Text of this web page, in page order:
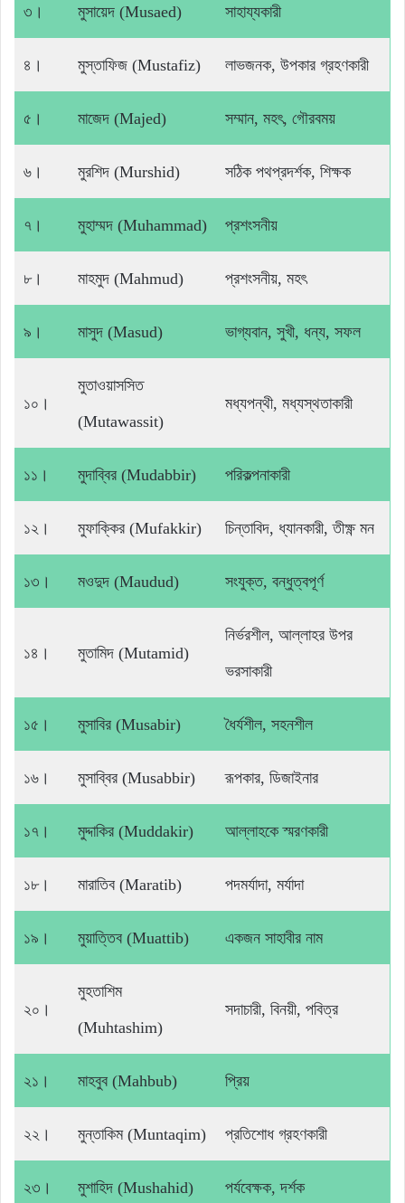
৩। মুসায়েদ (Musaed) সাহায্যকারী
৪। মুস্তাফিজ (Mustafiz) লাভজনক, উপকার গ্রহণকারী
৫। মাজেদ (Majed) সম্মান, মহৎ, গৌরবময়
৬। মুরশিদ (Murshid) সঠিক পথপ্রদর্শক, শিক্ষক
৭। মুহাম্মদ (Muhammad) প্রশংসনীয়
৮। মাহমুদ (Mahmud) প্রশংসনীয়, মহৎ
৯। মাসুদ (Masud) ভাগ্যবান, সুখী, ধন্য, সফল
১০।
মুতাওয়াসসিত
(Mutawassit)
মধ্যপন্থী, মধ্যস্থতাকারী
১১। মুদাব্বির (Mudabbir) পরিকল্পনাকারী
১২। মুফাক্কির (Mufakkir) চিন্তাবিদ, ধ্যানকারী, তীক্ষ্ণ মন
১৩। মওদুদ (Maudud) সংযুক্ত, বন্ধুত্বপূর্ণ
১৪। মুতামিদ (Mutamid)
নির্ভরশীল, আল্লাহর উপর
ভরসাকারী
১৫। মুসাবির (Musabir) ধৈর্যশীল, সহনশীল
১৬। মুসাব্বির (Musabbir) রূপকার, ডিজাইনার
১৭। মুদ্দাকির (Muddakir) আল্লাহকে স্মরণকারী
১৮। মারাতিব (Maratib) পদমর্যাদা, মর্যাদা
১৯। মুয়াত্তিব (Muattib) একজন সাহাবীর নাম
২০।
মুহতাশিম
(Muhtashim)
সদাচারী, বিনয়ী, পবিত্র
২১। মাহবুব (Mahbub) প্রিয়
২২। মুন্তাকিম (Muntaqim) প্রতিশোধ গ্রহণকারী
২৩। মুশাহিদ (Mushahid) পর্যবেক্ষক, দর্শক